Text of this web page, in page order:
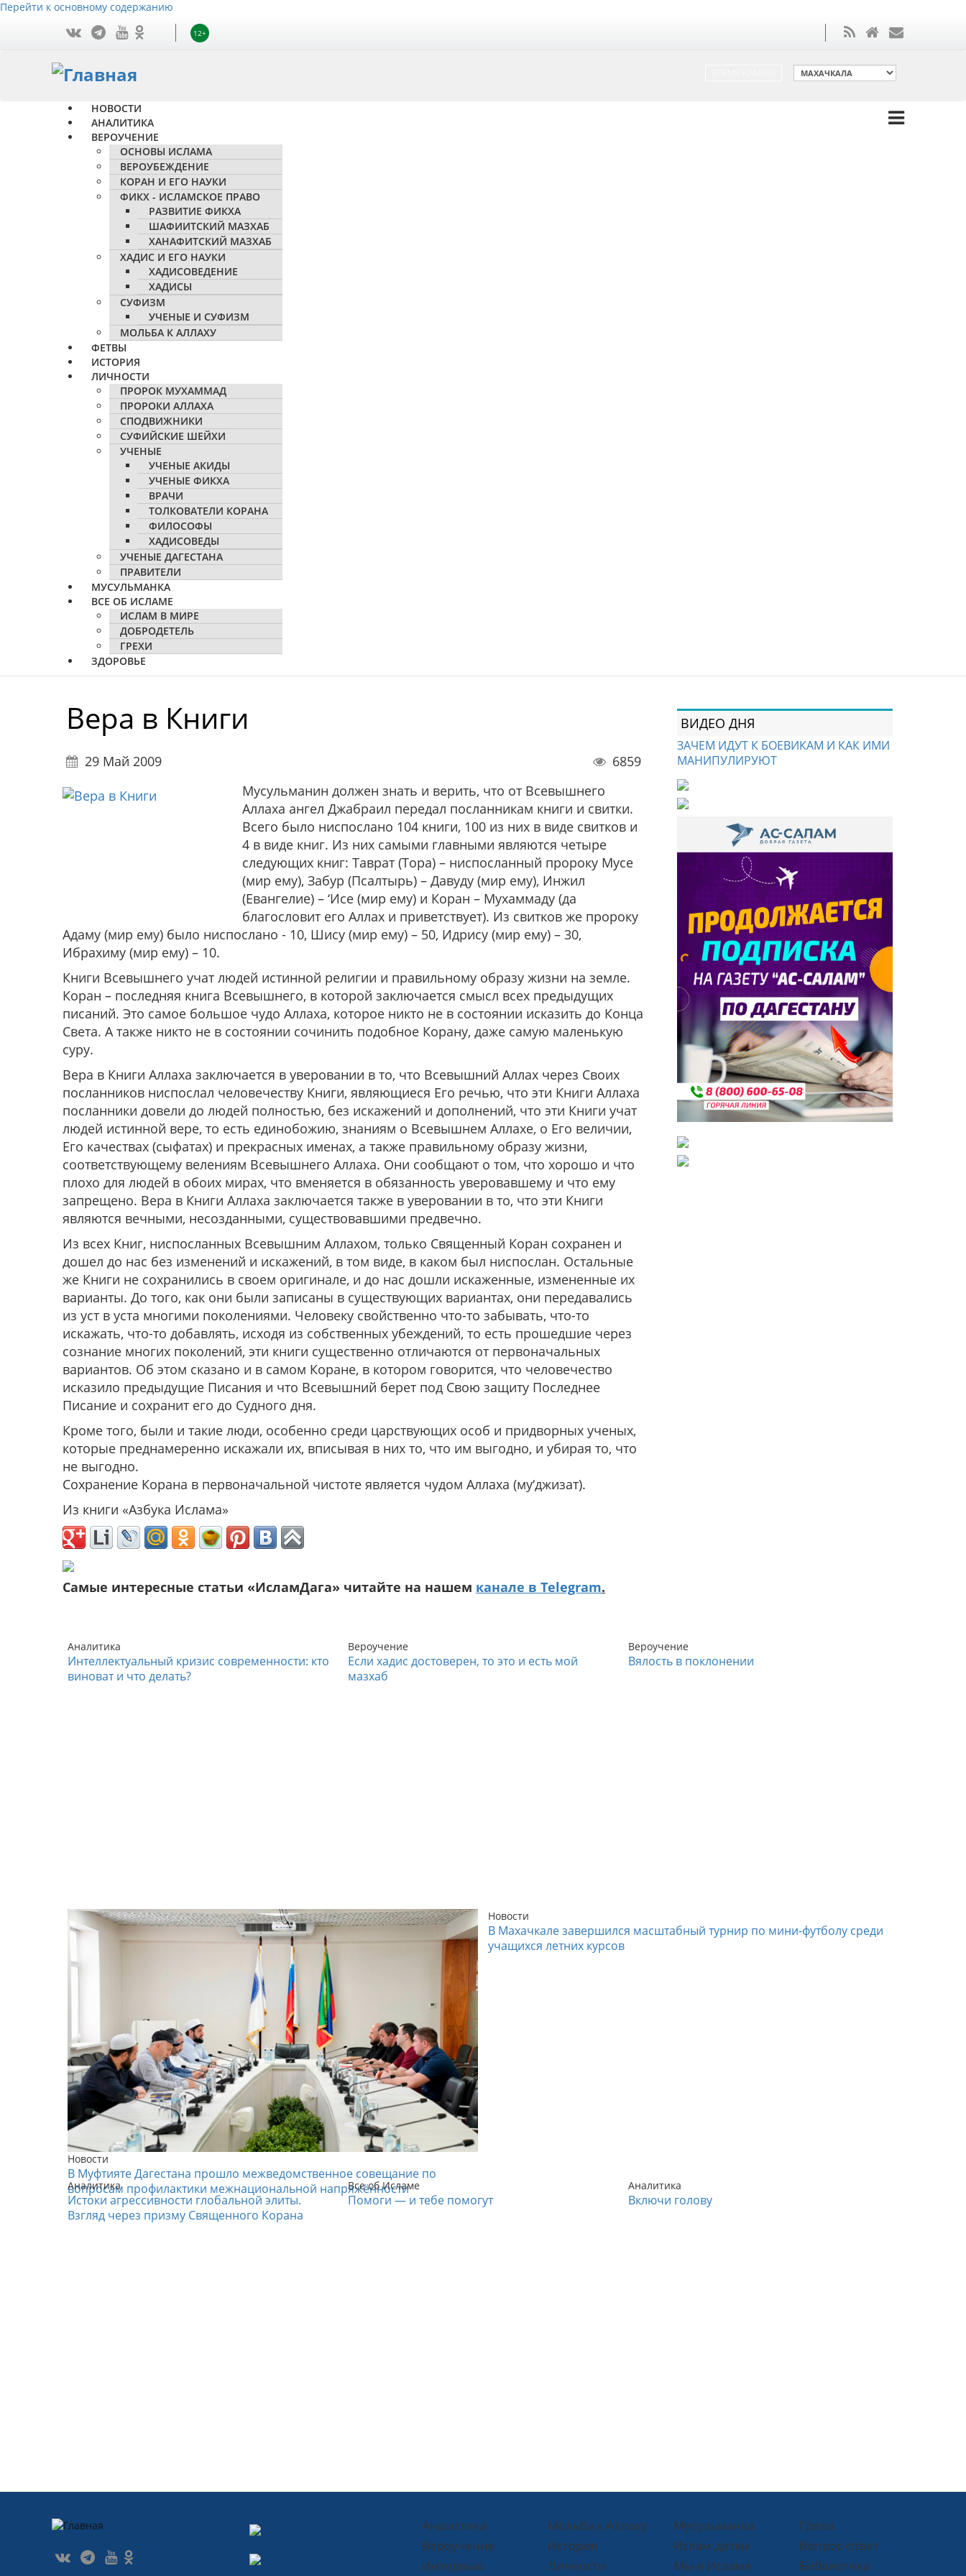
Перейти к основному содержанию
12+
НОВОСТИ
АНАЛИТИКА
ВЕРОУЧЕНИЕ
ОСНОВЫ ИСЛАМА
ВЕРОУБЕЖДЕНИЕ
КОРАН И ЕГО НАУКИ
ФИКХ - ИСЛАМСКОЕ ПРАВО
РАЗВИТИЕ ФИКХА
ШАФИИТСКИЙ МАЗХАБ
ХАНАФИТСКИЙ МАЗХАБ
ХАДИС И ЕГО НАУКИ
ХАДИСОВЕДЕНИЕ
ХАДИСЫ
СУФИЗМ
УЧЕНЫЕ И СУФИЗМ
МОЛЬБА К АЛЛАХУ
ФЕТВЫ
ИСТОРИЯ
ЛИЧНОСТИ
ПРОРОК МУХАММАД
ПРОРОКИ АЛЛАХА
СПОДВИЖНИКИ
СУФИЙСКИЕ ШЕЙХИ
УЧЕНЫЕ
УЧЕНЫЕ АКИДЫ
УЧЕНЫЕ ФИКХА
ВРАЧИ
ТОЛКОВАТЕЛИ КОРАНА
ФИЛОСОФЫ
ХАДИСОВЕДЫ
УЧЕНЫЕ ДАГЕСТАНА
ПРАВИТЕЛИ
МУСУЛЬМАНКА
ВСЕ ОБ ИСЛАМЕ
ИСЛАМ В МИРЕ
ДОБРОДЕТЕЛЬ
ГРЕХИ
ЗДОРОВЬЕ
Вера в Книги
29 Май 2009
6859
Мусульманин должен знать и верить, что от Всевышнего
Аллаха ангел Джабраил передал посланникам книги и свитки.
Всего было ниспослано 104 книги, 100 из них в виде свитков и
4 в виде книг. Из них самыми главными являются четыре
следующих книг: Таврат (Тора) – ниспосланный пророку Мусе
(мир ему), Забур (Псалтырь) – Давуду (мир ему), Инжил
(Евангелие) – ‘Исе (мир ему) и Коран – Мухаммаду (да
благословит его Аллах и приветствует). Из свитков же пророку
Адаму (мир ему) было ниспослано - 10, Шису (мир ему) – 50, Идрису (мир ему) – 30,
Ибрахиму (мир ему) – 10.
Книги Всевышнего учат людей истинной религии и правильному образу жизни на земле.
Коран – последняя книга Всевышнего, в которой заключается смысл всех предыдущих
писаний. Это самое большое чудо Аллаха, которое никто не в состоянии исказить до Конца
Света. А также никто не в состоянии сочинить подобное Корану, даже самую маленькую
суру.
Вера в Книги Аллаха заключается в уверовании в то, что Всевышний Аллах через Своих
посланников ниспослал человечеству Книги, являющиеся Его речью, что эти Книги Аллаха
посланники довели до людей полностью, без искажений и дополнений, что эти Книги учат
людей истинной вере, то есть единобожию, знаниям о Всевышнем Аллахе, о Его величии,
Его качествах (сыфатах) и прекрасных именах, а также правильному образу жизни,
соответствующему велениям Всевышнего Аллаха. Они сообщают о том, что хорошо и что
плохо для людей в обоих мирах, что вменяется в обязанность уверовавшему и что ему
запрещено. Вера в Книги Аллаха заключается также в уверовании в то, что эти Книги
являются вечными, несозданными, существовавшими предвечно.
Из всех Книг, ниспосланных Всевышним Аллахом, только Священный Коран сохранен и
дошел до нас без изменений и искажений, в том виде, в каком был ниспослан. Остальные
же Книги не сохранились в своем оригинале, и до нас дошли искаженные, измененные их
варианты. До того, как они были записаны в существующих вариантах, они передавались
из уст в уста многими поколениями. Человеку свойственно что-то забывать, что-то
искажать, что-то добавлять, исходя из собственных убеждений, то есть прошедшие через
сознание многих поколений, эти книги существенно отличаются от первоначальных
вариантов. Об этом сказано и в самом Коране, в котором говорится, что человечество
исказило предыдущие Писания и что Всевышний берет под Свою защиту Последнее
Писание и сохранит его до Судного дня.
Кроме того, были и такие люди, особенно среди царствующих особ и придворных ученых,
которые преднамеренно искажали их, вписывая в них то, что им выгодно, и убирая то, что
не выгодно.
Сохранение Корана в первоначальной чистоте является чудом Аллаха (му‘джизат).
Из книги «Азбука Ислама»
Самые интересные статьи «ИсламДага» читайте на нашем канале в Telegram.
ВИДЕО ДНЯ
ЗАЧЕМ ИДУТ К БОЕВИКАМ И КАК ИМИ
МАНИПУЛИРУЮТ
Аналитика
Интеллектуальный кризис современности: кто
виноват и что делать?
Вероучение
Если хадис достоверен, то это и есть мой
мазхаб
Вероучение
Вялость в поклонении
Новости
В Муфтияте Дагестана прошло межведомственное совещание по
вопросам профилактики межнациональной напряжённости
Новости
В Махачкале завершился масштабный турнир по мини-футболу среди
учащихся летних курсов
Аналитика
Истоки агрессивности глобальной элиты.
Взгляд через призму Священного Корана
Все об Исламе
Помоги — и тебе помогут
Аналитика
Включи голову
Аналитика
Вероучение
Интервью
Мольба к Аллаху
История
Личности
Мусульманка
Ислам детям
Мы в Исламе
Грехи
Вопрос-ответ
Библиотека